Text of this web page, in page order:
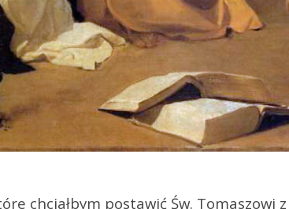
chciałbym postawić Św. Tomaszowi